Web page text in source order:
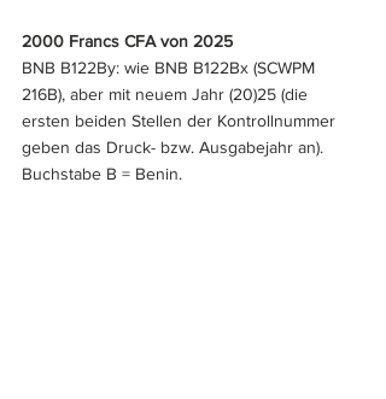
2000 Francs CFA von 2025
BNB B122By: wie BNB B122Bx (SCWPM
216B), aber mit neuem Jahr (20)25 (die
ersten beiden Stellen der Kontrollnummer
geben das Druck- bzw. Ausgabejahr an).
Buchstabe B = Benin.